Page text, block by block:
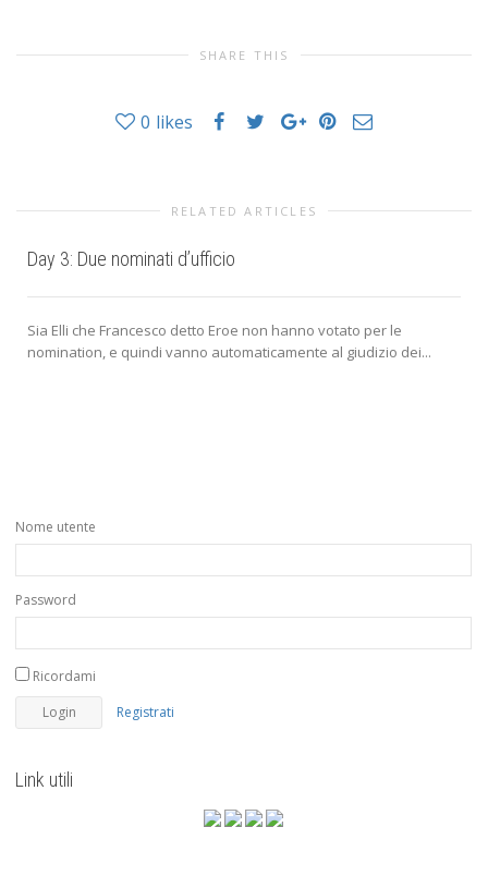
SHARE THIS
0 likes
RELATED ARTICLES
Day 3: Due nominati d’ufficio
Sia Elli che Francesco detto Eroe non hanno votato per le
nomination, e quindi vanno automaticamente al giudizio dei...
Nome utente
Password
Ricordami
Registrati
Link utili